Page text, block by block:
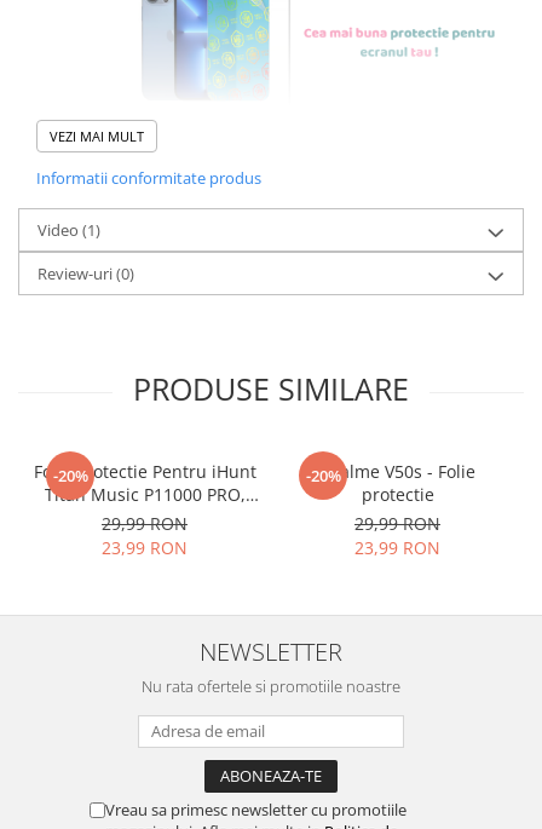
Foliile noastre sunt
aplicat chiar
tu.
producerea foliilor NUeste
sticla pe care o stim cu totii, ci
este Nano Glass
AcestagaranteazacaNU SE
SPARGEin mii de cioburi
ascutite si periculoase.
Nu numai ca este rezistenta la
zgarieturi si spargere, ci si
INTARESTEecranul!
Folia avand rezistenta 9H la
zgarieturi, asigura si un aspect
VEZI MAI MULT
Informatii conformitate produs
Video (1)
Review-uri(0)
PRODUSE SIMILARE
-20%
Folie Protectie Pentru iHunt
Titan Music P11000 PRO,
VDOO
29,99 RON
23,99 RON
-20%
Realme V50s - Folie
protectie
29,99 RON
23,99 RON
NEWSLETTER
Nu rata ofertele si promotiile noastre
Vreau sa primesc newsletter cu promotiile